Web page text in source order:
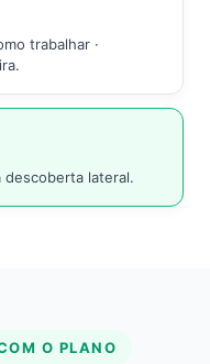
trabalhar ·
descoberta lateral.
O PLANO